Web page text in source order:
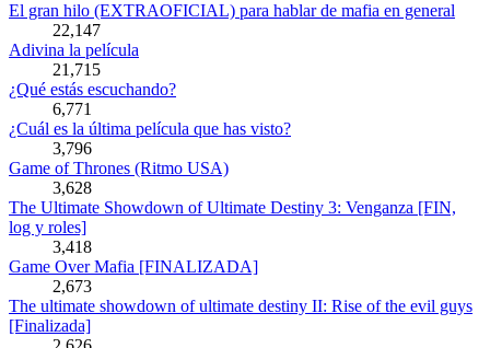
El gran hilo (EXTRAOFICIAL) para hablar de mafia en general
22,147
Adivina la película
21,715
¿Qué estás escuchando?
6,771
¿Cuál es la última película que has visto?
3,796
Game of Thrones (Ritmo USA)
3,628
The Ultimate Showdown of Ultimate Destiny 3: Venganza [FIN,
log y roles]
3,418
Game Over Mafia [FINALIZADA]
2,673
The ultimate showdown of ultimate destiny II: Rise of the evil guys
[Finalizada]